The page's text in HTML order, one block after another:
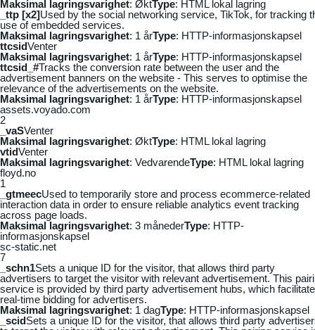
Maksimal lagringsvarighet: ØktType: HTML lokal lagring
_ttp [x2]Used by the social networking service, TikTok, for tracking
use of embedded services.
Maksimal lagringsvarighet: 1 årType: HTTP-informasjonskapsel
ttcsidVenter
Maksimal lagringsvarighet: 1 årType: HTTP-informasjonskapsel
ttcsid_#Tracks the conversion rate between the user and the
advertisement banners on the website - This serves to optimise the
relevance of the advertisements on the website.
Maksimal lagringsvarighet: 1 årType: HTTP-informasjonskapsel
assets.voyado.com
2
_vaSVenter
Maksimal lagringsvarighet: ØktType: HTML lokal lagring
vtidVenter
Maksimal lagringsvarighet: VedvarendeType: HTML lokal lagring
floyd.no
1
_gtmeecUsed to temporarily store and process ecommerce-related
interaction data in order to ensure reliable analytics event tracking
across page loads.
Maksimal lagringsvarighet: 3 månederType: HTTP-
informasjonskapsel
sc-static.net
7
_schn1Sets a unique ID for the visitor, that allows third party
advertisers to target the visitor with relevant advertisement. This
service is provided by third party advertisement hubs, which
real-time bidding for advertisers.
Maksimal lagringsvarighet: 1 dagType: HTTP-informasjonskapsel
_scidSets a unique ID for the visitor, that allows third party